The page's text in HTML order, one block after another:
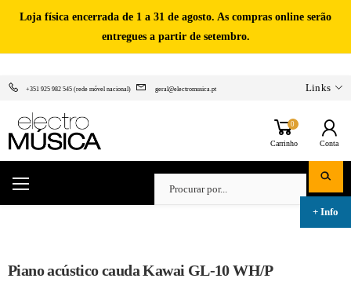
Loja física encerrada de 1 a 31 de agosto. As compras online serão
entregues a partir de setembro.
+351 925 982 545 (rede móvel nacional) geral@electromusica.pt Links
0
Carrinho Conta
Piano acústico cauda Kawai GL-10 WH/P